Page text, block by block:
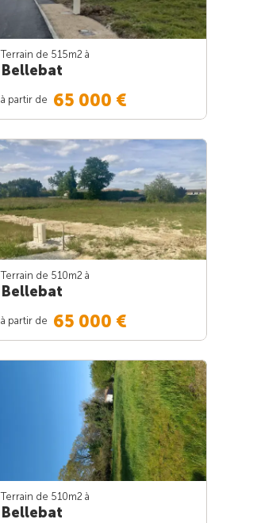
Terrain de 515m2 à
Bellebat
à partir de 65 000 €
Terrain de 510m2 à
Bellebat
à partir de 65 000 €
Terrain de 510m2 à
Bellebat